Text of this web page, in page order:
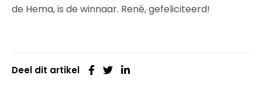
de Hema, is de winnaar. René, gefeliciteerd!
Deel dit artikel